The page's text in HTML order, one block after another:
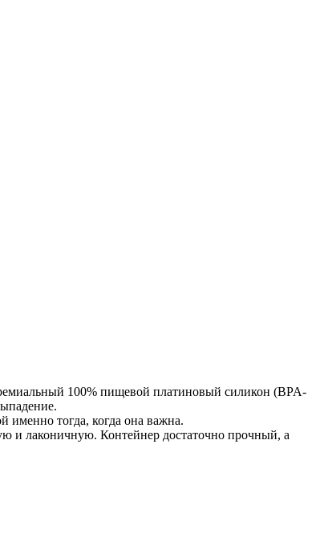
100% пищевой платиновый силикон (BPA-
именно тогда, когда она важна.
и лаконичную. Контейнер достаточно прочный, а